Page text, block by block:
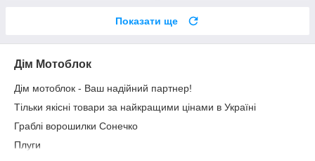
Показати ще
Дім Мотоблок
Дім мотоблок - Ваш надійний партнер!
Тільки якісні товари за найкращими цінами в Україні
Граблі ворошилки Сонечко
Плуги